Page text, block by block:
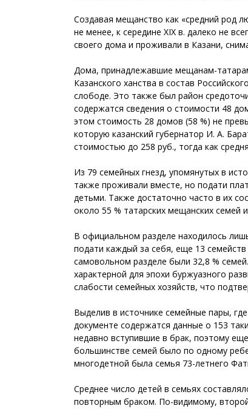
Создавая мещанство как «средний род
не менее, к середине XIX в. далеко не
своего дома и проживали в Казани,
Дома, принадлежавшие мещанам-
Казанского ханства в состав
слободе. Это также был район
содержатся сведения о стоимости 48
этом стоимость 28 домов (58 %) не
которую казанский губернатор И. А.
стоимостью до 258 руб., тогда как
Из 79 семейных гнезд, упомянутых в
также проживали вместе, но подати
детьми. Также достаточно часто в их
около 55 % татарских мещанских семей
В официальном разделе находилось
подати каждый за себя, еще 13
самовольном разделе были 32,8 %
характерной для эпохи буржуазного
слабости семейных хозяйств, что
Выделив в источнике семейные пары,
документе содержатся данные о 153
недавно вступившие в брак, поэтому
большинстве семей было по одному
многодетной была семья 73-летнего
Среднее число детей в семьях
повторным браком. По-видимому,